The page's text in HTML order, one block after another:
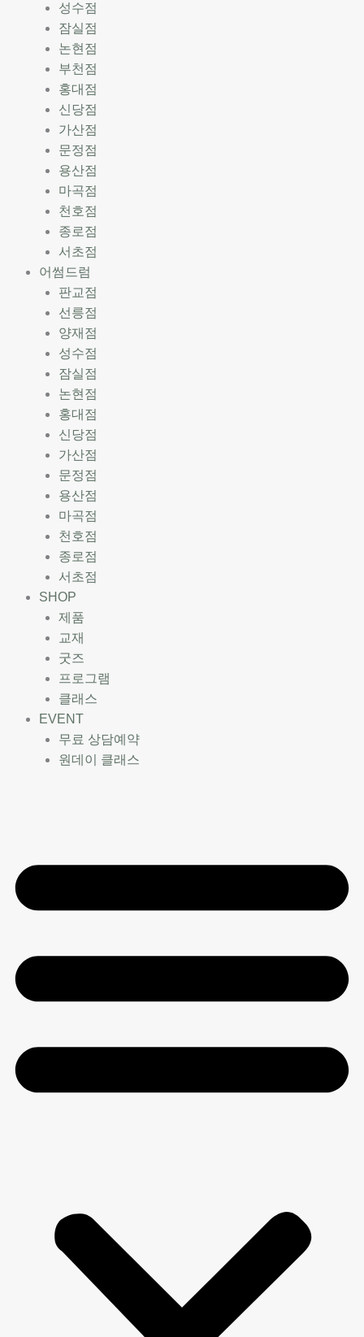
성수점
잠실점
논현점
부천점
홍대점
신당점
가산점
문정점
용산점
마곡점
천호점
종로점
서초점
어썸드럼
판교점
선릉점
양재점
성수점
잠실점
논현점
홍대점
신당점
가산점
문정점
용산점
마곡점
천호점
종로점
서초점
SHOP
제품
교재
굿즈
프로그램
클래스
EVENT
무료 상담예약
원데이 클래스